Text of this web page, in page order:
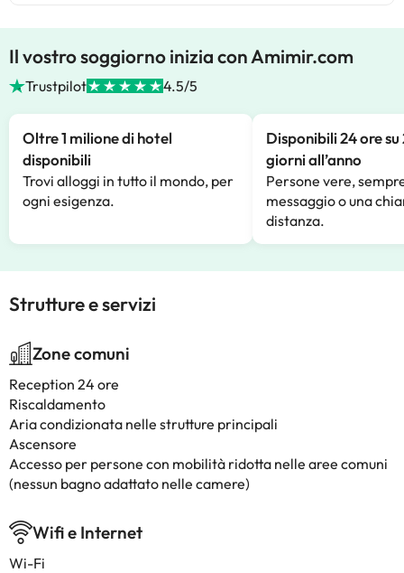
Il vostro soggiorno inizia con Amimir.com
Trustpilot 4.5/5
Oltre 1 milione di hotel
disponibili
Trovi alloggi in tutto il mondo, per
ogni esigenza.
Disponibili 24 ore su
giorni all’anno
Persone vere,
messaggio o una
distanza.
Strutture e servizi
Zone comuni
Reception 24 ore
Riscaldamento
Aria condizionata nelle strutture principali
Ascensore
Accesso per persone con mobilità ridotta nelle aree comuni
(nessun bagno adattato nelle camere)
Wifi e Internet
Wi-Fi